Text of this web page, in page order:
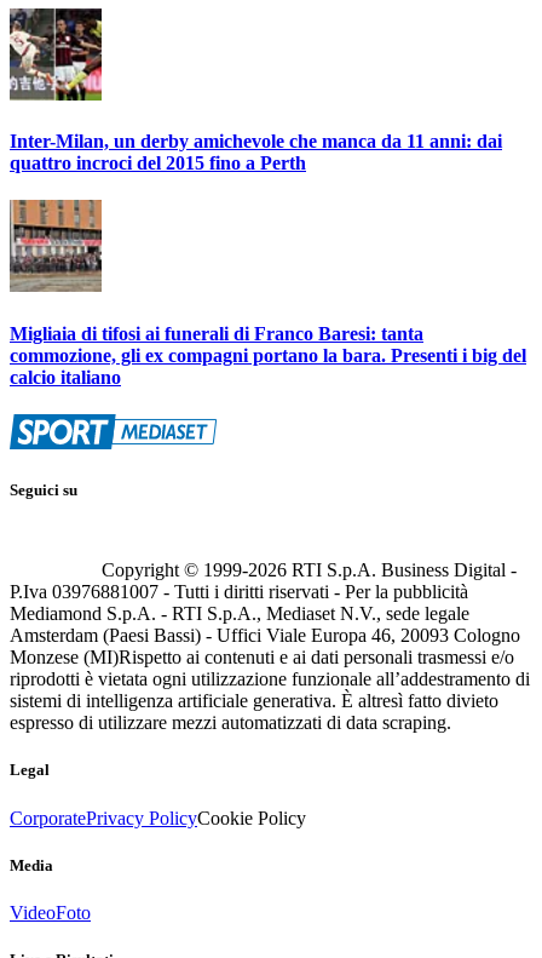
Inter-Milan, un derby amichevole che manca da 11 anni: dai
quattro incroci del 2015 fino a Perth
Migliaia di tifosi ai funerali di Franco Baresi: tanta
commozione, gli ex compagni portano la bara. Presenti i big del
calcio italiano
Seguici su
Copyright © 1999-2026 RTI S.p.A. Business Digital -
P.Iva 03976881007 - Tutti i diritti riservati - Per la pubblicità
Mediamond S.p.A. - RTI S.p.A., Mediaset N.V., sede legale
Amsterdam (Paesi Bassi) - Uffici Viale Europa 46, 20093 Cologno
Monzese (MI)Rispetto ai contenuti e ai dati personali trasmessi e/o
riprodotti è vietata ogni utilizzazione funzionale all’addestramento di
sistemi di intelligenza artificiale generativa. È altresì fatto divieto
espresso di utilizzare mezzi automatizzati di data scraping.
Legal
CorporatePrivacy PolicyCookie Policy
Media
VideoFoto